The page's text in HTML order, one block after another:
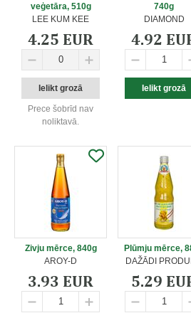
veģetāra, 510g
LEE KUM KEE
4.25 EUR
Prece šobrīd nav
noliktavā.
740g
DIAMOND
4.92
Zivju mērce, 840g
AROY-D
3.93 EUR
Plūmju mērce,
DAŽĀDI
5.29